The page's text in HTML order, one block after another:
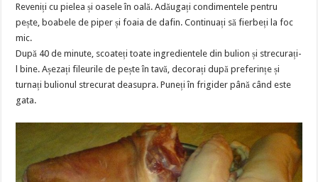
Reveniți cu pielea și oasele în oală. Adăugați condimentele pentru
pește, boabele de piper și foaia de dafin. Continuați să fierbeți la foc
mic.
După 40 de minute, scoateți toate ingredientele din bulion și strecurați-
l bine. Așezați fileurile de pește în tavă, decorați după preferințe și
turnați bulionul strecurat deasupra. Puneți în frigider până când este
gata.